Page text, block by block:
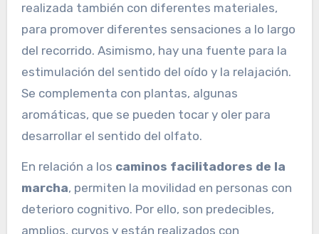
realizada también con diferentes materiales,
para promover diferentes sensaciones a lo largo
del recorrido. Asimismo, hay una fuente para la
estimulación del sentido del oído y la relajación.
Se complementa con plantas, algunas
aromáticas, que se pueden tocar y oler para
desarrollar el sentido del olfato.
En relación a los caminos facilitadores de la
marcha, permiten la movilidad en personas con
deterioro cognitivo. Por ello, son predecibles,
amplios, curvos y están realizados con